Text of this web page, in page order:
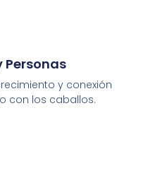
Personas
y conexión
con los caballos.